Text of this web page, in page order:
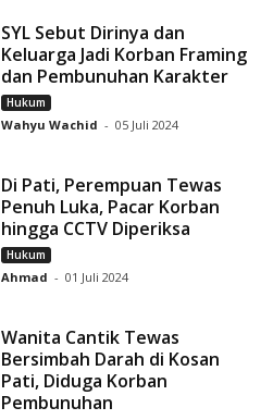
SYL Sebut Dirinya dan
Keluarga Jadi Korban Framing
dan Pembunuhan Karakter
Hukum
Wahyu Wachid - 05 Juli 2024
Di Pati, Perempuan Tewas
Penuh Luka, Pacar Korban
hingga CCTV Diperiksa
Hukum
Ahmad - 01 Juli 2024
Wanita Cantik Tewas
Bersimbah Darah di Kosan
Pati, Diduga Korban
Pembunuhan